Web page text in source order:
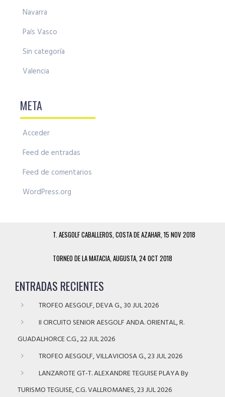
Navarra
País Vasco
Sin categoría
Valencia
META
Acceder
Feed de entradas
Feed de comentarios
WordPress.org
T. AESGOLF CABALLEROS, COSTA DE AZAHAR, 15 NOV 2018
TORNEO DE LA MATACIA, AUGUSTA, 24 OCT 2018
ENTRADAS RECIENTES
TROFEO AESGOLF, DEVA G., 30 JUL 2026
II CIRCUITO SENIOR AESGOLF ANDA. ORIENTAL, R.
GUADALHORCE C.G., 22 JUL 2026
TROFEO AESGOLF, VILLAVICIOSA G., 23 JUL 2026
LANZAROTE GT-T. ALEXANDRE TEGUISE PLAYA By
TURISMO TEGUISE, C.G. VALLROMANES, 23 JUL 2026